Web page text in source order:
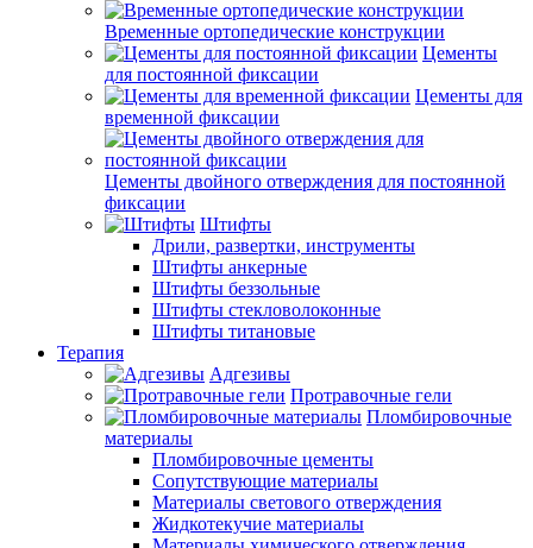
Временные ортопедические конструкции
Цементы
для постоянной фиксации
Цементы для
временной фиксации
Цементы двойного отверждения для постоянной
фиксации
Штифты
Дрили, развертки, инструменты
Штифты анкерные
Штифты беззольные
Штифты стекловолоконные
Штифты титановые
Терапия
Адгезивы
Протравочные гели
Пломбировочные
материалы
Пломбировочные цементы
Сопутствующие материалы
Материалы светового отверждения
Жидкотекучие материалы